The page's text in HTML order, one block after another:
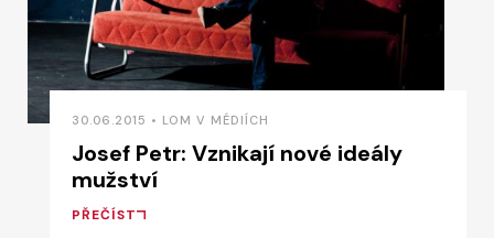
30.06.2015 • LOM V MÉDIÍCH
Josef Petr: Vznikají nové ideály
mužství
PŘEČÍST